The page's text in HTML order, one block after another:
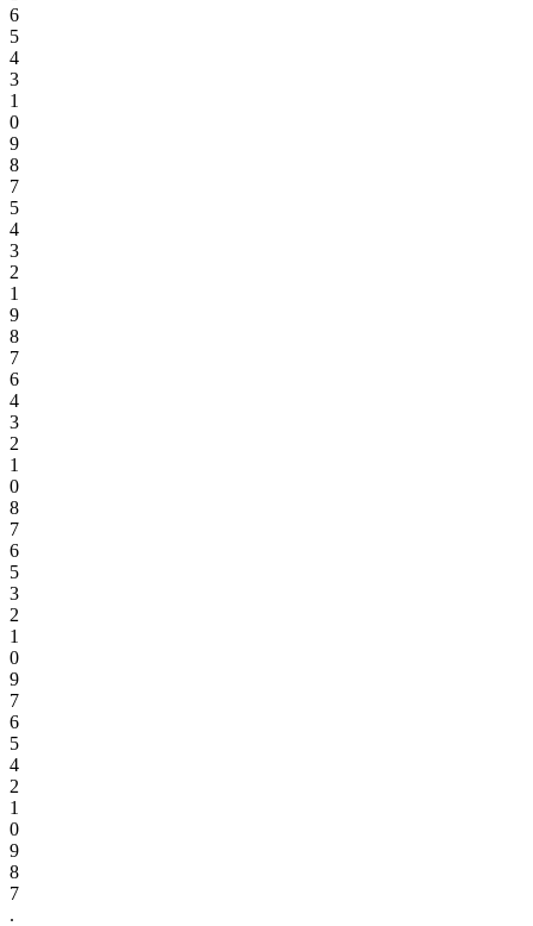
6
5
4
3
1
0
9
8
7
5
4
3
2
1
9
8
7
6
4
3
2
1
0
8
7
6
5
3
2
1
0
9
7
6
5
4
2
1
0
9
8
7
.